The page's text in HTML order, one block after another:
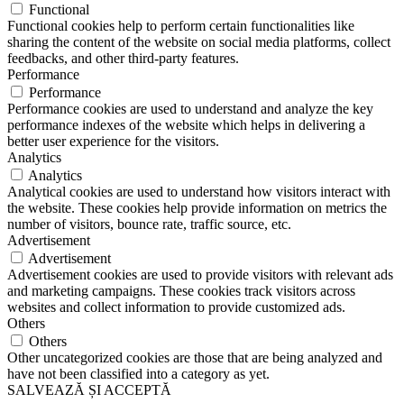
Functional
Functional cookies help to perform certain functionalities like
sharing the content of the website on social media platforms, collect
feedbacks, and other third-party features.
Performance
Performance
Performance cookies are used to understand and analyze the key
performance indexes of the website which helps in delivering a
better user experience for the visitors.
Analytics
Analytics
Analytical cookies are used to understand how visitors interact with
the website. These cookies help provide information on metrics the
number of visitors, bounce rate, traffic source, etc.
Advertisement
Advertisement
Advertisement cookies are used to provide visitors with relevant ads
and marketing campaigns. These cookies track visitors across
websites and collect information to provide customized ads.
Others
Others
Other uncategorized cookies are those that are being analyzed and
have not been classified into a category as yet.
SALVEAZĂ ȘI ACCEPTĂ